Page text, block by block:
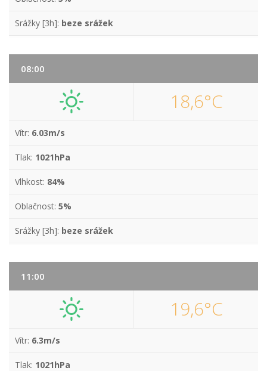
Srážky [3h]: beze srážek
08:00
18,6°C
Vítr: 6.03m/s
Tlak: 1021hPa
Vlhkost: 84%
Oblačnost: 5%
Srážky [3h]: beze srážek
11:00
19,6°C
Vítr: 6.3m/s
Tlak: 1021hPa